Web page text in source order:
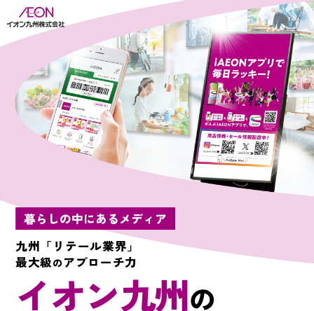
暮らしの中にあるメディア
九州「リテール業界」
最大級のアプローチ力
イオン九州の